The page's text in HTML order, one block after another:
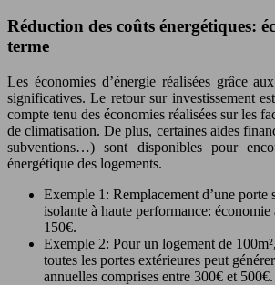
Réduction des coûts énergétiques:
terme
Les économies d’énergie réalisées grâce
significatives. Le retour sur investissement
compte tenu des économies réalisées sur les
de climatisation. De plus, certaines aides
subventions…) sont disponibles pour
énergétique des logements.
Exemple 1: Remplacement d’une porte
isolante à haute performance: économie
150€.
Exemple 2: Pour un logement de
toutes les portes extérieures peut
annuelles comprises entre 300€ et 500€.